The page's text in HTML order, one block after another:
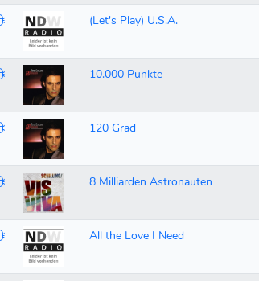
(Let's Play) U.S.A.
10.000 Punkte
120 Grad
8 Milliarden Astronauten
All the Love I Need